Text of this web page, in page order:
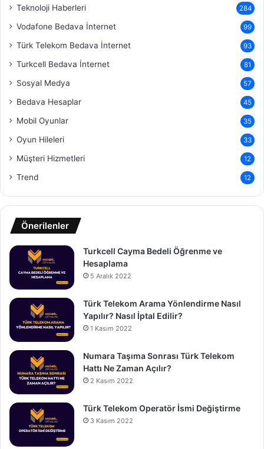
Teknoloji Haberleri 284
Vodafone Bedava İnternet 99
Türk Telekom Bedava İnternet 93
Turkcell Bedava İnternet 81
Sosyal Medya 57
Bedava Hesaplar 45
Mobil Oyunlar 35
Oyun Hileleri 33
Müşteri Hizmetleri 12
Trend 12
Önerilenler
Turkcell Cayma Bedeli Öğrenme ve
Hesaplama
5 Aralık 2022
Türk Telekom Arama Yönlendirme Nasıl
Yapılır? Nasıl İptal Edilir?
1 Kasım 2022
Numara Taşıma Sonrası Türk Telekom
Hattı Ne Zaman Açılır?
2 Kasım 2022
Türk Telekom Operatör İsmi Değiştirme
3 Kasım 2022